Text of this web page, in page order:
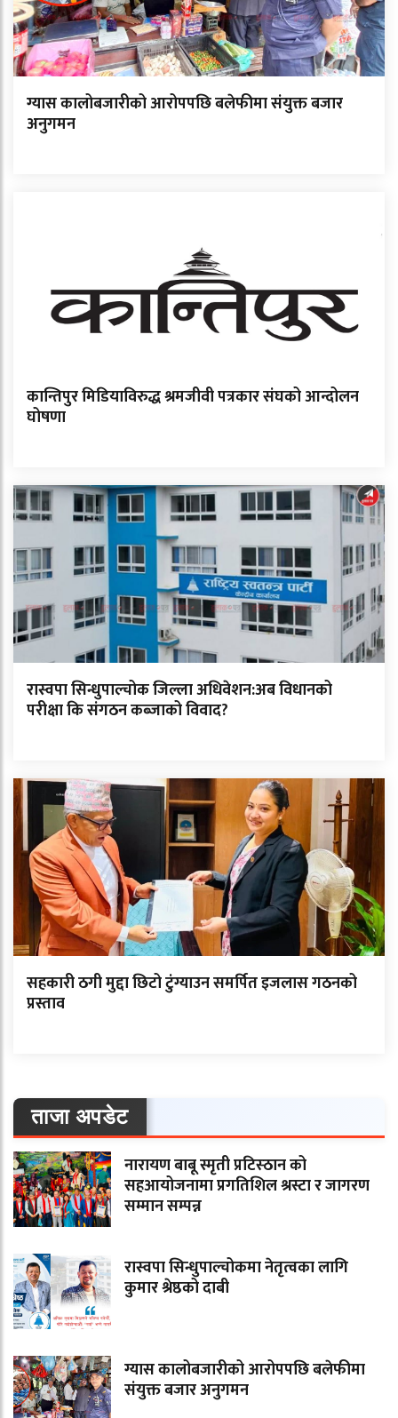
ग्यास कालोबजारीको आरोपपछि बलेफीमा संयुक्त बजार
अनुगमन
कान्तिपुर मिडियाविरुद्ध श्रमजीवी पत्रकार संघको आन्दोलन
घोषणा
रास्वपा सिन्धुपाल्चोक जिल्ला अधिवेशन:अब विधानको
परीक्षा कि संगठन कब्जाको विवाद?
सहकारी ठगी मुद्दा छिटो टुंग्याउन समर्पित इजलास गठनको
प्रस्ताव
ताजा अपडेट
नारायण बाबू स्मृती प्रटिस्ठान को
सहआयोजनामा प्रगतिशिल श्रस्टा र जागरण
सम्मान सम्पन्न
रास्वपा सिन्धुपाल्चोकमा नेतृत्वका लागि
कुमार श्रेष्ठको दाबी
ग्यास कालोबजारीको आरोपपछि बलेफीमा
संयुक्त बजार अनुगमन